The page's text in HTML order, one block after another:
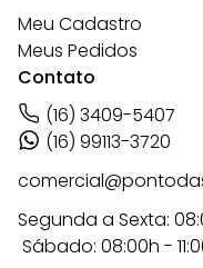
Meu Cadastro
Meus Pedidos
Contato
(16) 3409-5407
(16) 99113-3720
Segunda a Sexta:
Sábado: 08:00h -